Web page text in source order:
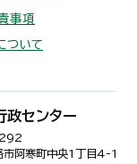
事項
ついて
政センター
市阿寒町中央1丁目4-1